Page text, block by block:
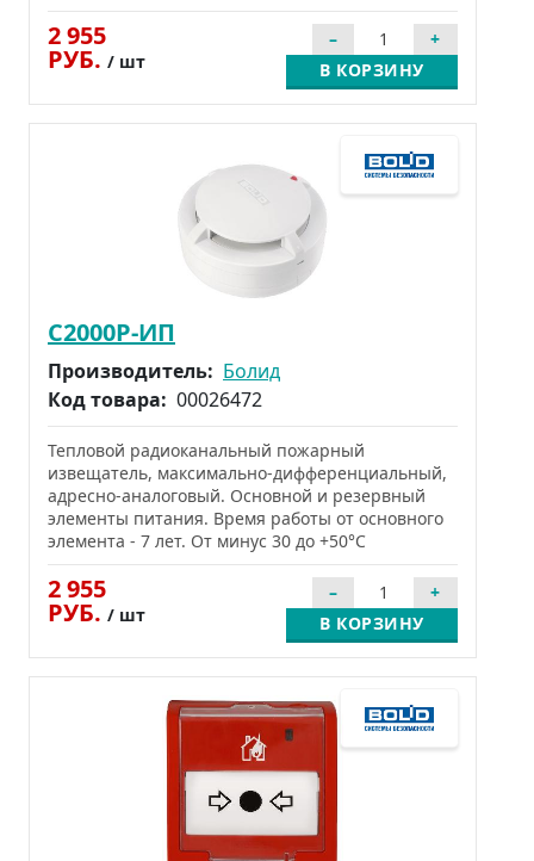
2 955
РУБ. / шт В КОРЗИНУ
С2000Р-ИП
Производитель: Болид
Код товара: 00026472
Тепловой радиоканальный пожарный
извещатель, максимально-дифференциальный,
адресно-аналоговый. Основной и резервный
элементы питания. Время работы от основного
элемента - 7 лет. От минус 30 до +50°С
2 955
РУБ. / шт В КОРЗИНУ